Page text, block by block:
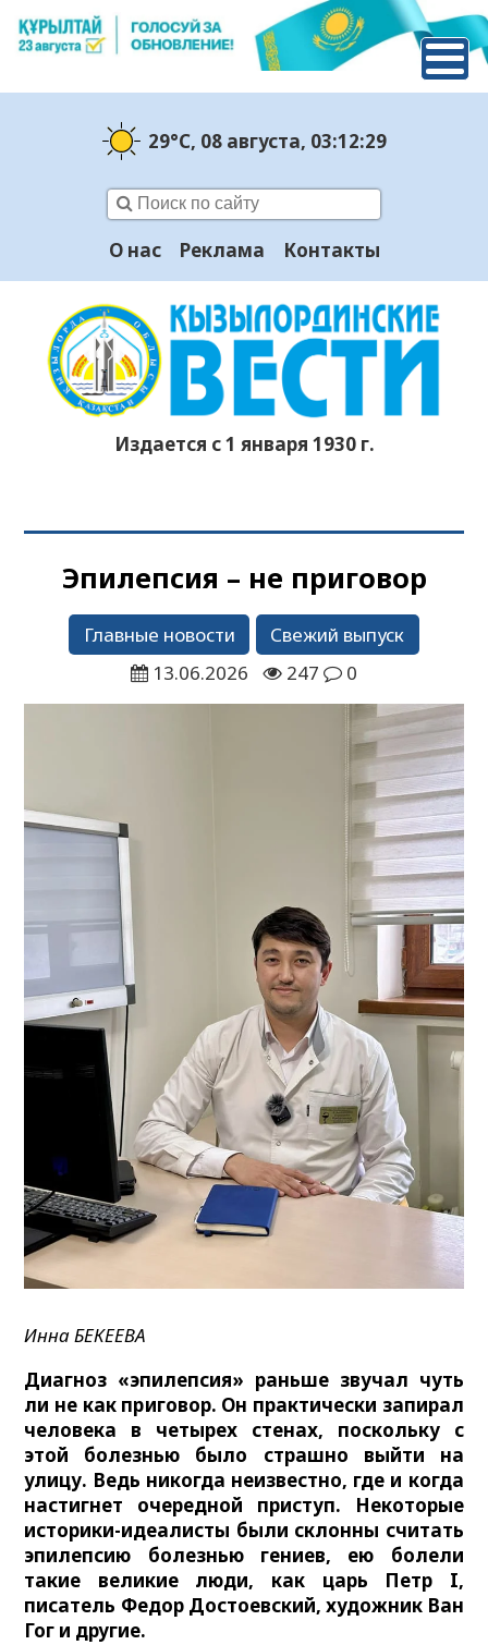
29°C, 08 августа, 03:12:31
О нас Реклама Контакты
Издается с 1 января 1930 г.
Эпилепсия – не приговор
Главные новости
Свежий выпуск
13.06.2026
247 0
Инна БЕКЕЕВА
Диагноз «эпилепсия» раньше звучал чуть
ли не как приговор. Он практически запирал
человека в четырех стенах, поскольку с
этой болезнью было страшно выйти на
улицу. Ведь никогда неизвестно, где и когда
настигнет очередной приступ. Некоторые
историки-идеалисты были склонны считать
эпилепсию болезнью гениев, ею болели
такие великие люди, как царь Петр I,
писатель Федор Достоевский, художник Ван
Гог и другие.